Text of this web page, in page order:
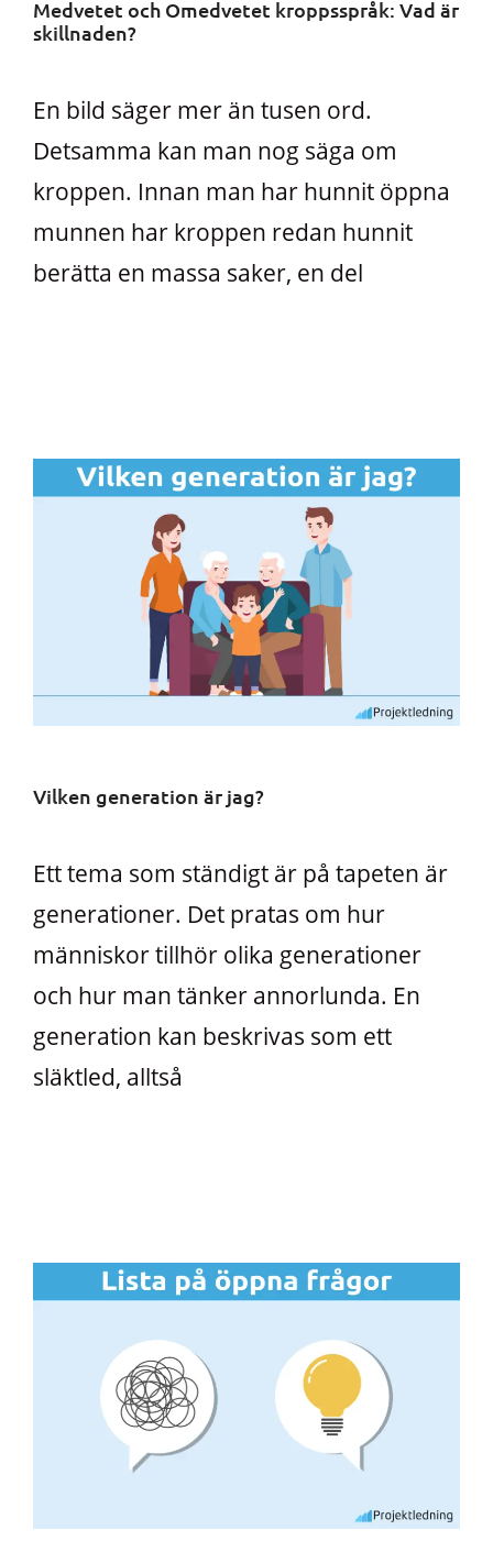
Medvetet och Omedvetet kroppsspråk: Vad är
skillnaden?
En bild säger mer än tusen ord.
Detsamma kan man nog säga om
kroppen. Innan man har hunnit öppna
munnen har kroppen redan hunnit
berätta en massa saker, en del
Vilken generation är jag?
Ett tema som ständigt är på tapeten är
generationer. Det pratas om hur
människor tillhör olika generationer
och hur man tänker annorlunda. En
generation kan beskrivas som ett
släktled, alltså